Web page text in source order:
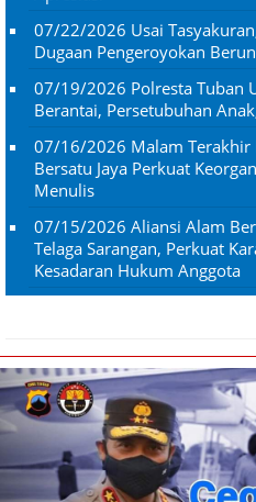
07/22/2026 Usai
Dugaan Pengeroyokan
07/19/2026 Polresta Tuban
Berantai, Persetubuhan
07/16/2026 Malam Terakhir
Bersatu Jaya Perkuat
Menulis
07/15/2026 Aliansi Alam
Telaga Sarangan, Perkuat
Kesadaran Hukum Anggota